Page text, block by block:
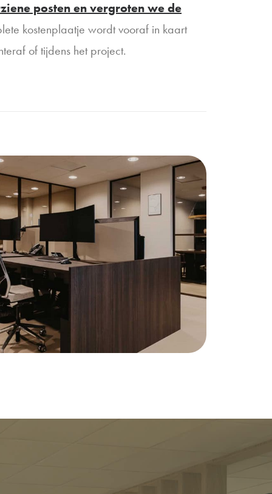
posten en vergroten we de
kostenplaatje wordt vooraf in kaart
of tijdens het project.